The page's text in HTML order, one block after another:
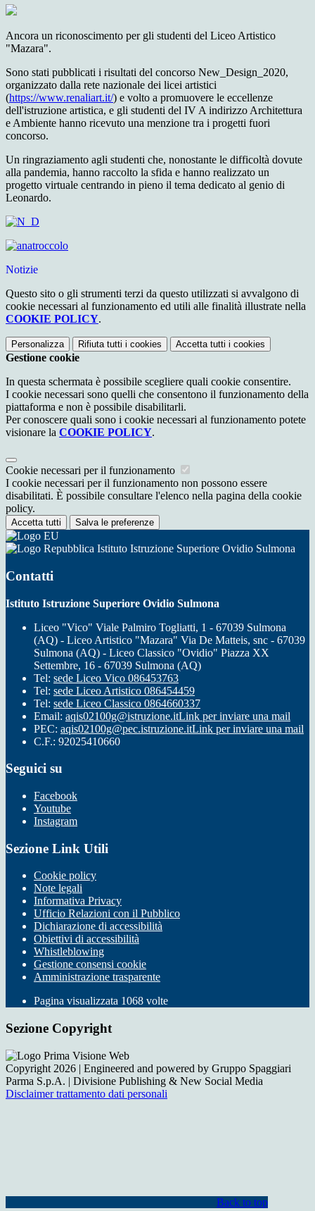
Ancora un riconoscimento per gli studenti del Liceo Artistico
"Mazara".
Sono stati pubblicati i risultati del concorso New_Design_2020,
organizzato dalla rete nazionale dei licei artistici
(https://www.renaliart.it/) e volto a promuovere le eccellenze
dell'istruzione artistica, e gli studenti del IV A indirizzo Architettura
e Ambiente hanno ricevuto una menzione tra i progetti fuori
concorso.
Un ringraziamento agli studenti che, nonostante le difficoltà dovute
alla pandemia, hanno raccolto la sfida e hanno realizzato un
progetto virtuale centrando in pieno il tema dedicato al genio di
Leonardo.
Notizie
Questo sito o gli strumenti terzi da questo utilizzati si avvalgono di
cookie necessari al funzionamento ed utili alle finalità illustrate nella
COOKIE POLICY.
Personalizza Rifiuta tutti i cookies Accetta tutti i cookies
Gestione cookie
In questa schermata è possibile scegliere quali cookie consentire.
I cookie necessari sono quelli che consentono il funzionamento della
piattaforma e non è possibile disabilitarli.
Per conoscere quali sono i cookie necessari al funzionamento potete
visionare la COOKIE POLICY.
Cookie necessari per il funzionamento
I cookie necessari per il funzionamento non possono essere
disabilitati. È possibile consultare l'elenco nella pagina della cookie
policy.
Accetta tutti Salva le preferenze
Istituto Istruzione Superiore Ovidio Sulmona
Contatti
Istituto Istruzione Superiore Ovidio Sulmona
Liceo "Vico" Viale Palmiro Togliatti, 1 - 67039 Sulmona
(AQ) - Liceo Artistico "Mazara" Via De Matteis, snc - 67039
Sulmona (AQ) - Liceo Classico "Ovidio" Piazza XX
Settembre, 16 - 67039 Sulmona (AQ)
Tel: sede Liceo Vico 086453763
Tel: sede Liceo Artistico 086454459
Tel: sede Liceo Classico 0864660337
Email: aqis02100g@istruzione.itLink per inviare una mail
PEC: aqis02100g@pec.istruzione.itLink per inviare una mail
C.F.: 92025410660
Seguici su
Facebook
Youtube
Instagram
Sezione Link Utili
Cookie policy
Note legali
Informativa Privacy
Ufficio Relazioni con il Pubblico
Dichiarazione di accessibilità
Obiettivi di accessibilità
Whistleblowing
Gestione consensi cookie
Amministrazione trasparente
Pagina visualizzata 1068 volte
Sezione Copyright
Copyright 2026 | Engineered and powered by Gruppo Spaggiari
Parma S.p.A. | Divisione Publishing & New Social Media
Disclaimer trattamento dati personali
Back to top